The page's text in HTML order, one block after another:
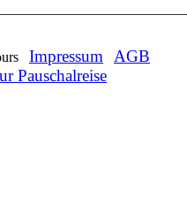
Impressum
AGB
Pauschalreise